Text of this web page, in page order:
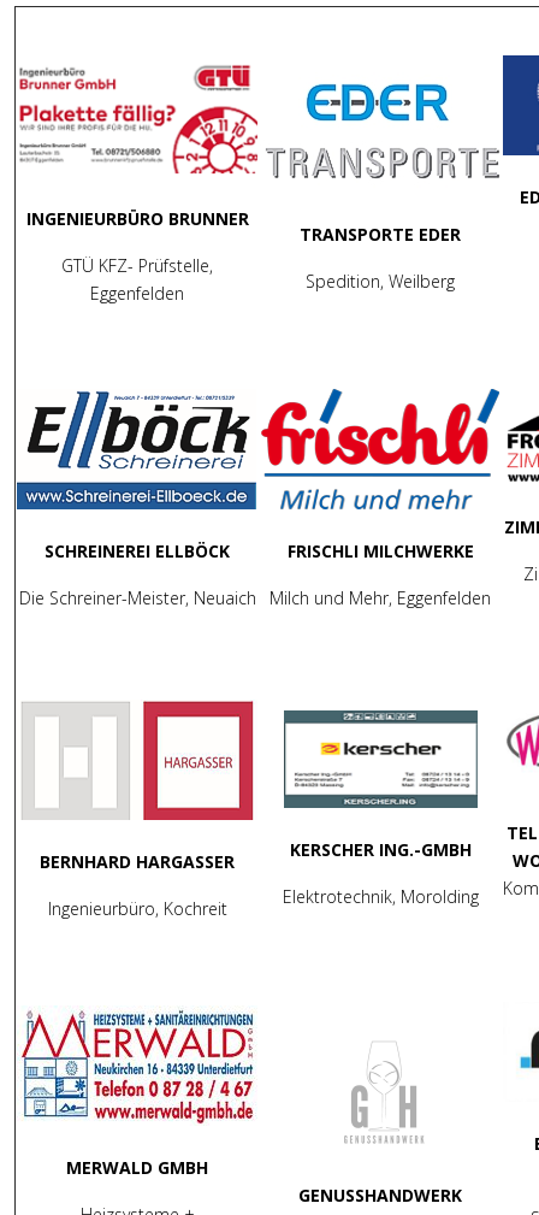
INGENIEURBÜRO BRUNNER
GTÜ KFZ- Prüfstelle,
Eggenfelden
TRANSPORTE EDER
Spedition, Weilberg
SCHREINEREI ELLBÖCK
Die Schreiner-Meister, Neuaich
FRISCHLI MILCHWERKE
Milch und Mehr, Eggenfelden
BERNHARD HARGASSER
Ingenieurbüro, Kochreit
KERSCHER ING.-GMBH
Elektrotechnik, Morolding
MERWALD GMBH
GENUSSHANDWERK